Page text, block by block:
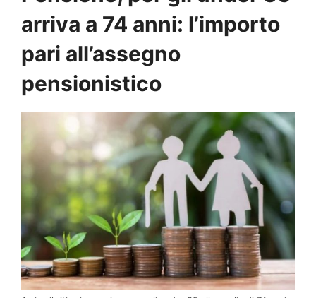
arriva a 74 anni: l’importo
pari all’assegno
pensionistico